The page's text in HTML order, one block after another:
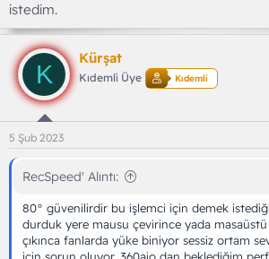
istedim.
K
Kürşat
Kıdemli Üye Kıdemli
5 Şub 2023
RecSpeed' Alıntı:
80° güvenilirdir bu işlemci için demek
durduk yere mausu çevirince yada
çıkınca fanlarda yüke biniyor sessiz ortam
için sorun oluyor, 360aio dan beklediğim